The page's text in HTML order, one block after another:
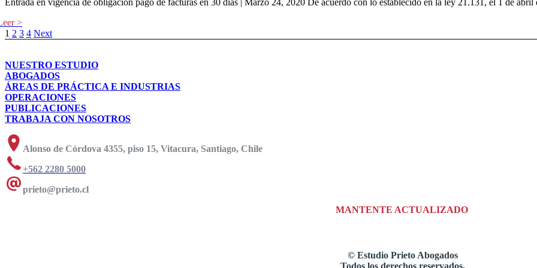
Entrada en vigencia de obligación pago de facturas en 30 días | Marzo 24, 2020 De acuerdo con lo establecido en la ley 21.131, el 1 de
1 2 3 4 Next
NUESTRO ESTUDIO
ABOGADOS
ÁREAS DE PRÁCTICA E INDUSTRIAS
OPERACIONES
PUBLICACIONES
TRABAJA CON NOSOTROS
Alonso de Córdova 4355, piso 15, Vitacura, Santiago, Chile
+562 2280 5000
prieto@prieto.cl
MANTENTE ACTUALIZADO
© Estudio Prieto Abogados
Todos los derechos reservados.